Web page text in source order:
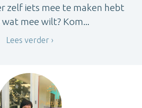
zelf iets mee te maken hebt
wat mee wilt? Kom...
Lees verder